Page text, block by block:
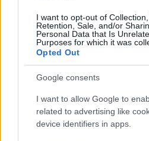
I want to opt-out of Collection,
Retention, Sale, and/or
Personal Data that Is
Purposes for which it was
Opted Out
Google consents
I want to allow Google to
related to advertising like
device identifiers in apps.